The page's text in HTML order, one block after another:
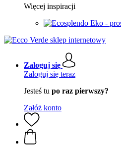
Więcej inspiracji
Eko -
Zaloguj się
Zaloguj się teraz
Jesteś tu po raz pierwszy?
Załóż konto